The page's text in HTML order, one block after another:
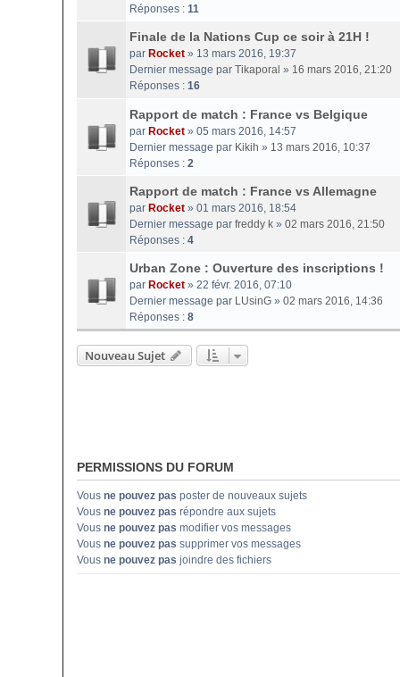
Réponses : 11
Finale de la Nations Cup ce soir à 21H !
par Rocket » 13 mars 2016, 19:37
Dernier message par Tikaporal » 16 mars 2016, 21:20
Réponses : 16
Rapport de match : France vs Belgique
par Rocket » 05 mars 2016, 14:57
Dernier message par Kikih » 13 mars 2016, 10:37
Réponses : 2
Rapport de match : France vs Allemagne
par Rocket » 01 mars 2016, 18:54
Dernier message par freddy k » 02 mars 2016, 21:50
Réponses : 4
Urban Zone : Ouverture des inscriptions !
par Rocket » 22 févr. 2016, 07:10
Dernier message par LUsinG » 02 mars 2016, 14:36
Réponses : 8
Nouveau Sujet
PERMISSIONS DU FORUM
Vous ne pouvez pas poster de nouveaux sujets
Vous ne pouvez pas répondre aux sujets
Vous ne pouvez pas modifier vos messages
Vous ne pouvez pas supprimer vos messages
Vous ne pouvez pas joindre des fichiers